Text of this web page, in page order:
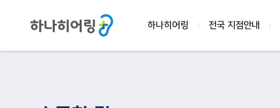
하나히어링 전국 지점안내